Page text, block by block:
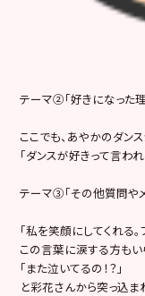
テーマ②「好きになった理
ここでも、あやかのダン
「ダンスが好きって言わ
テーマ③「その他質問や
「私を笑顔にしてくれる
この言葉に涙する方もい
「また泣いてるの！？」
と彩花さんから突っ込ま